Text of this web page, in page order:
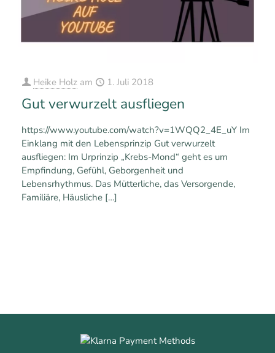
Heike Holz am 1. Juli 2018
Gut verwurzelt ausfliegen
https://www.youtube.com/watch?v=1WQQ2_4E_uY Im
Einklang mit den Lebensprinzip Gut verwurzelt
ausfliegen: Im Urprinzip „Krebs-Mond“ geht es um
Empfindung, Gefühl, Geborgenheit und
Lebensrhythmus. Das Mütterliche, das Versorgende,
Familiäre, Häusliche […]